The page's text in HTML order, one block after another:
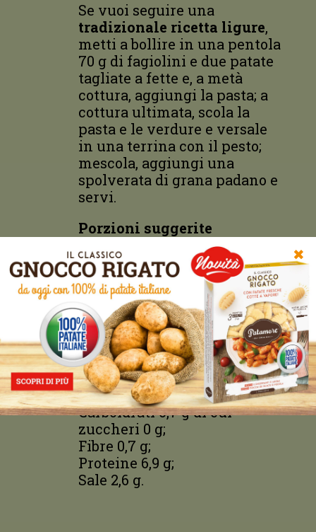
✖
Se vuoi seguire una
tradizionale ricetta ligure,
metti a bollire in una pentola
70 g di fagiolini e due patate
tagliate a fette e, a metà
cottura, aggiungi la pasta; a
cottura ultimata, scola la
pasta e le verdure e versale
in una terrina con il pesto;
mescola, aggiungi una
spolverata di grana padano e
servi.
Porzioni suggerite
La quantità di pesto contenuta nella
confezione da 120g è ideale per
condire 160 g di pasta secca. (2
porzioni).
Dichiarazione nutrizionale
Valori medi per 100 g di
prodotto:
Energia 2270 kJ/536 kcal;
Grassi 56 g di cui saturi 9,6 g;
Carboidrati 0,7 g di cui
zuccheri 0 g;
Fibre 0,7 g;
Proteine 6,9 g;
Sale 2,6 g.